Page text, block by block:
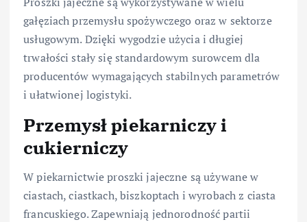
gałęziach przemysłu spożywczego oraz w sektorze
usługowym. Dzięki wygodzie użycia i długiej
trwałości stały się standardowym surowcem dla
producentów wymagających stabilnych parametrów
i ułatwionej logistyki.
Przemysł piekarniczy i
cukierniczy
W piekarnictwie proszki jajeczne są używane w
ciastach, ciastkach, biszkoptach i wyrobach z ciasta
francuskiego. Zapewniają jednorodność partii